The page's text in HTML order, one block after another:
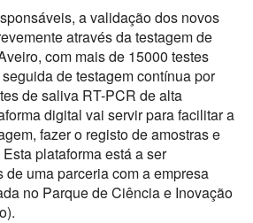
a validação dos novos
através da testagem de
com mais de 15000 testes
de testagem contínua por
de saliva RT-PCR de alta
digital vai servir para facilitar a
fazer o registo de amostras e
plataforma está a ser
uma parceria com a empresa
no Parque de Ciência e Inovação